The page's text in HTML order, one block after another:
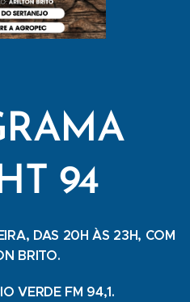
94
DAS 20H ÀS 23H, COM
BRITO.
VERDE FM 94,1.